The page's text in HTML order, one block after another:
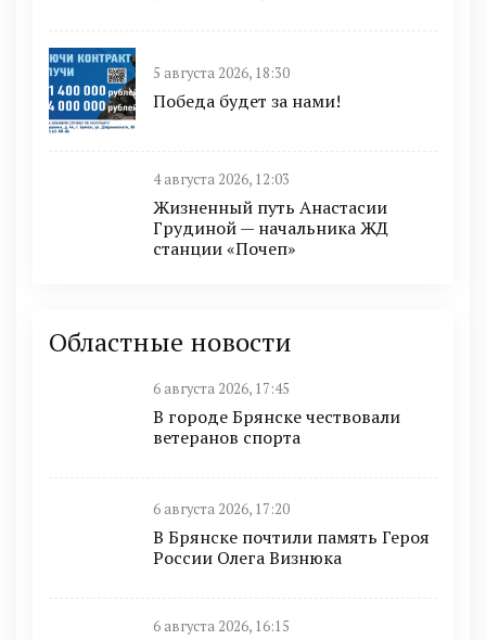
5 августа 2026, 18:30
Победа будет за нами!
4 августа 2026, 12:03
Жизненный путь Анастасии
Грудиной — начальника ЖД
станции «Почеп»
Областные новости
6 августа 2026, 17:45
В городе Брянске чествовали
ветеранов спорта
6 августа 2026, 17:20
В Брянске почтили память Героя
России Олега Визнюка
6 августа 2026, 16:15